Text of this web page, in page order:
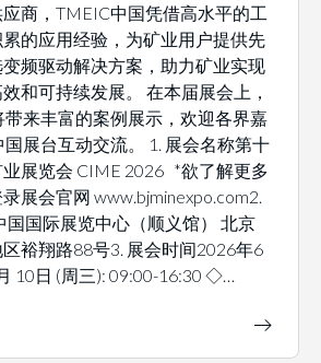
商，TMEIC中国凭借高水平的工
的应用经验，为矿业用户提供先
频驱动解决方案，助力矿业实现
和可持续发展。 在本届展会上，
来丰富的案例展示，欢迎各界嘉
展台互动交流。 1. 展会名称第十
展览会 CIME 2026 *欲了解更多
展会官网 www.bjminexpo.com2.
国国际展览中心（顺义馆） 北京
裕翔路88号3. 展会时间2026年6
10日 (周三): 09:00-16:30 ◇…